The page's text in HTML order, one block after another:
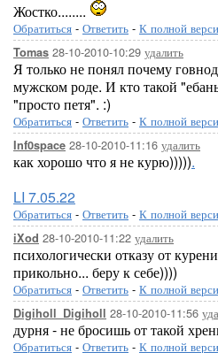
Жостко........
Обратиться - Ответить - К полной
Tomas 28-10-2010-10:29 удалить
Я только не понял почему
мужском роде. И кто такой
"просто петя". :)
Обратиться - Ответить - К полной
Inf0space 28-10-2010-11:16 удалить
как хорошо что я не курю))))).
LI 7.05.22
Обратиться - Ответить - К полной
iXod 28-10-2010-11:22 удалить
психологически отказу от
прикольно... беру к себе))))
Обратиться - Ответить - К полной
Digiholl_Digiholl 28-10-2010-11:56
дурня - не бросишь от такой
Обратиться - Ответить - К полной